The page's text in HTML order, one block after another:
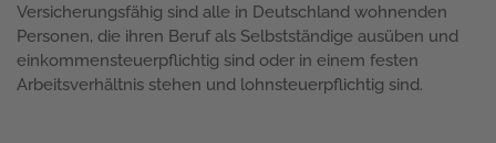
Versicherungsfähig sind alle in Deutschland wohnenden
Personen, die ihren Beruf als Selbstständige ausüben und
einkommensteuerpflichtig sind oder in einem festen
Arbeitsverhältnis stehen und lohnsteuerpflichtig sind.